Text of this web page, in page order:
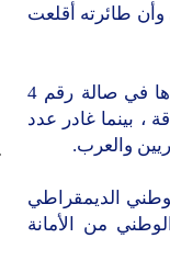
طائرته أقلعت
وقالت المصادر إن كل أجهزة الأمن بالمطار كثفت من تواجدها في صالة رقم 4
، بينما غادر عدد
والعرب.
الديمقراطي
من الأمانة